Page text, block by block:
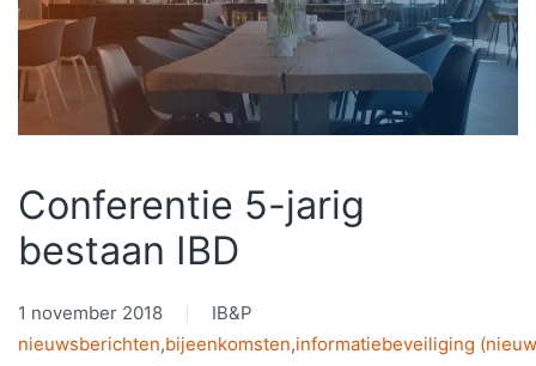
Conferentie 5-jarig
bestaan IBD
1 november 2018
IB&P
nieuwsberichten,bijeenkomsten,informatiebeveiliging